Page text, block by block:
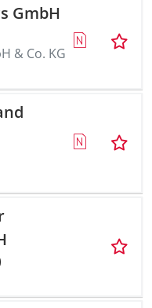
GmbH
& Co. KG
Anreise +